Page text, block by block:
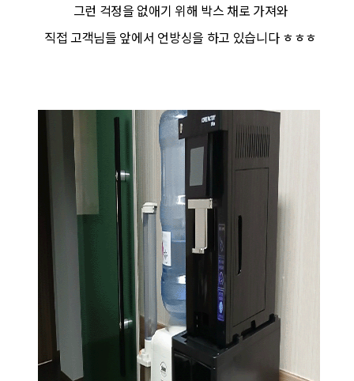
그런 걱정을 없애기 위해 박스 채로 가져와
직접 고객님들 앞에서 언방싱을 하고 있습니다 ㅎㅎㅎ